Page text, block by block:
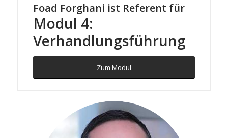
Foad Forghani ist Referent für
Modul 4:
Verhandlungsführung
Zum Modul